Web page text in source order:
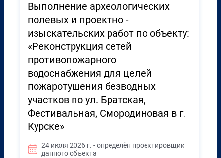
Выполнение археологических
полевых и проектно -
изыскательских работ по объекту:
«Реконструкция сетей
противопожарного
водоснабжения для целей
пожаротушения безводных
участков по ул. Братская,
Фестивальная, Смородиновая в г.
Курске»
24 июля 2026 г. - определён проектировщик
данного объекта